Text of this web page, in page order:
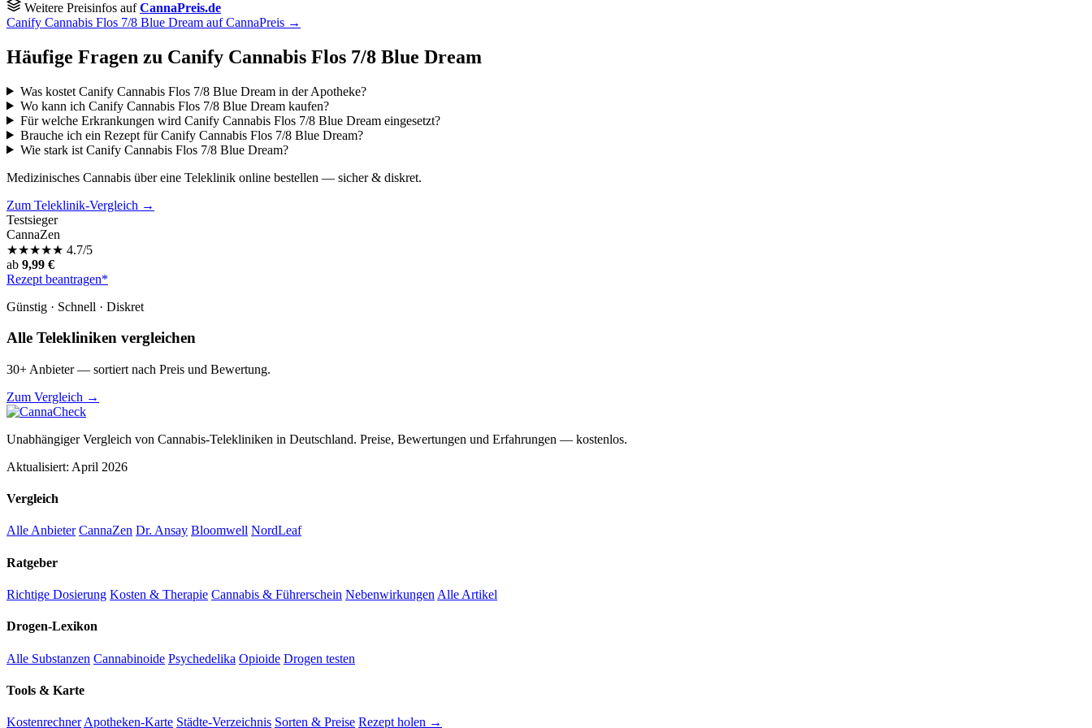
Weitere Preisinfos aufCannaPreis.de
Canify Cannabis Flos 7/8 Blue Dream auf CannaPreis →
Häufige Fragen zu Canify Cannabis Flos 7/8 Blue Dream
Was kostet Canify Cannabis Flos 7/8 Blue Dream in der Apotheke?
Wo kann ich Canify Cannabis Flos 7/8 Blue Dream kaufen?
Für welche Erkrankungen wird Canify Cannabis Flos 7/8 Blue Dream eingesetzt?
Brauche ich ein Rezept für Canify Cannabis Flos 7/8 Blue Dream?
Wie stark ist Canify Cannabis Flos 7/8 Blue Dream?
Medizinisches Cannabis über eine Teleklinik online bestellen — sicher & diskret.
Zum Teleklinik-Vergleich →
Testsieger
CannaZen
★★★★★ 4.7/5
ab 9,99 €
Rezept beantragen*
Günstig · Schnell · Diskret
Alle Telekliniken vergleichen
30+ Anbieter — sortiert nach Preis und Bewertung.
Zum Vergleich →
Unabhängiger Vergleich von Cannabis-Telekliniken in Deutschland. Preise, Bewertungen und Erfahrungen — kostenlos.
Aktualisiert: April 2026
Vergleich
Alle Anbieter CannaZen Dr. Ansay Bloomwell NordLeaf
Ratgeber
Richtige Dosierung Kosten & Therapie Cannabis & Führerschein Nebenwirkungen Alle Artikel
Drogen-Lexikon
Alle Substanzen Cannabinoide Psychedelika Opioide Drogen testen
Tools & Karte
Kostenrechner Apotheken-Karte Städte-Verzeichnis Sorten & Preise Rezept holen →